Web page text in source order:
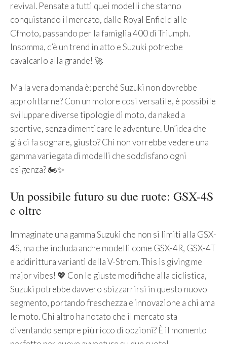
revival. Pensate a tutti quei modelli che stanno
conquistando il mercato, dalle Royal Enfield alle
Cfmoto, passando per la famiglia 400 di Triumph.
Insomma, c’è un trend in atto e Suzuki potrebbe
cavalcarlo alla grande! 🚀
Ma la vera domanda è: perché Suzuki non dovrebbe
approfittarne? Con un motore così versatile, è possibile
sviluppare diverse tipologie di moto, da naked a
sportive, senza dimenticare le adventure. Un’idea che
già ci fa sognare, giusto? Chi non vorrebbe vedere una
gamma variegata di modelli che soddisfano ogni
esigenza? 🏍️✨
Un possibile futuro su due ruote: GSX-4S
e oltre
Immaginate una gamma Suzuki che non si limiti alla GSX-
4S, ma che includa anche modelli come GSX-4R, GSX-4T
e addirittura varianti della V-Strom. This is giving me
major vibes! 💖 Con le giuste modifiche alla ciclistica,
Suzuki potrebbe davvero sbizzarrirsi in questo nuovo
segmento, portando freschezza e innovazione a chi ama
le moto. Chi altro ha notato che il mercato sta
diventando sempre più ricco di opzioni? È il momento